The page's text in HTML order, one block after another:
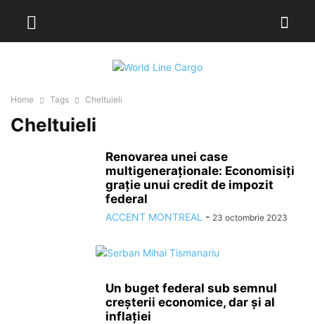
Home Tags Cheltuieli
Cheltuieli
Renovarea unei case
multigeneraționale: Economisiți
grație unui credit de impozit
federal
ACCENT MONTREAL - 23 octombrie 2023
Un buget federal sub semnul
creșterii economice, dar și al
inflației